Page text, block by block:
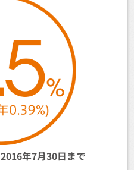
2016年7月30日まで